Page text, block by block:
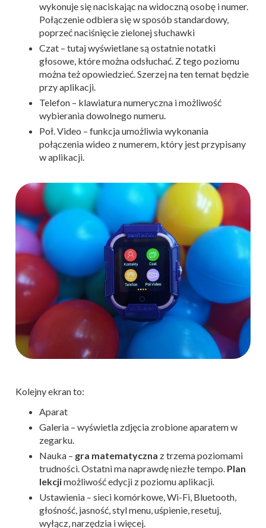
wykonuje się naciskając na widoczną osobę i numer.
Połączenie odbiera się w sposób standardowy,
poprzeć naciśnięcie zielonej słuchawki
Czat – tutaj wyświetlane są ostatnie notatki
głosowe, które można odsłuchać. Z tego poziomu
można też opowiedzieć. Szerzej na ten temat będzie
przy aplikacji.
Telefon – klawiatura numeryczna i możliwość
wybierania dowolnego numeru.
Poł. Video – funkcja umożliwia wykonania
połączenia wideo z numerem, który jest przypisany
w aplikacji.
Kolejny ekran to:
Aparat
Galeria – wyświetla zdjęcia zrobione aparatem w
zegarku.
Nauka – gra matematyczna z trzema poziomami
trudności. Ostatni ma naprawdę niezłe tempo. Plan
lekcjimożliwość edycji z poziomu aplikacji.
Ustawienia – sieci komórkowe, Wi-Fi, Bluetooth,
głośność, jasność, styl menu, uśpienie, resetuj,
wyłącz, narzędzia i więcej.